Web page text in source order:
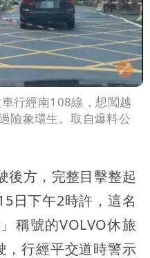
行經南108線，想闖越
險象環生。取自爆料公
後方，完整目擊整起
日下午2時許，這名
稱號的VOLVO休旅
，行經平交道時警示